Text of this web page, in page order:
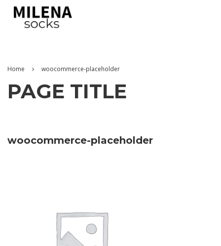
Home woocommerce-placeholder
PAGE TITLE
woocommerce-placeholder